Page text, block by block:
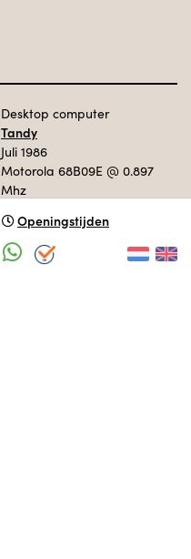
Desktop computer
Tandy
Juli 1986
Motorola 68B09E @ 0.897
Mhz
Microsoft Extended Color
Basic 2.1
Openingstijden